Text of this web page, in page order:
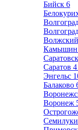
Бийск 6
Волжский
Камышин
Саратов
Энгельс
Балаково
Воронеж
Семилуки